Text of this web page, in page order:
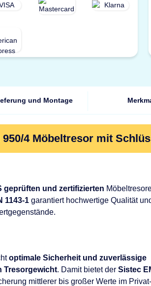
und Montage
4 Möbeltresor mit
geprüften und zertifizierten
1143-1 garantiert hochwertige Qualität
optimale Sicherheit und zuverlässige
Tresorgewicht. Damit bietet der Sistec
mittlerer bis großer Werte im